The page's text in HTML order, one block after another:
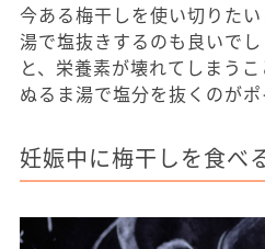
今ある梅干しを使い切りた
湯で塩抜きするのも良いで
と、栄養素が壊れてしまう
ぬるま湯で塩分を抜くのがポ
妊娠中に梅干しを食べ